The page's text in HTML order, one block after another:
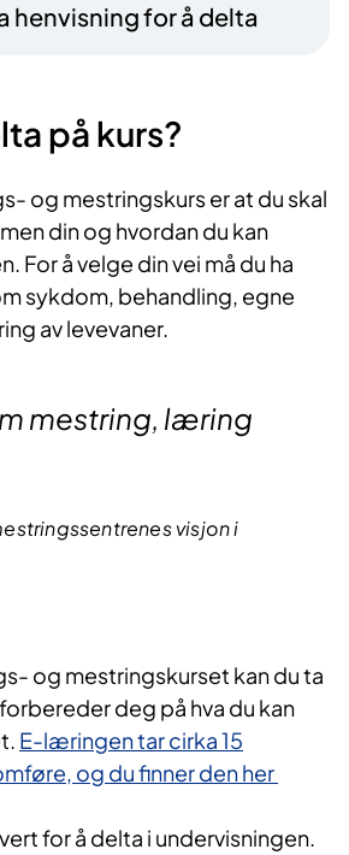
henvisning for å delta
på kurs?​
og mestringskurs er at du skal
din og hvordan du kan
For å velge din vei må du ha
sykdom, behandling, egne
av levevaner.​​
mestring, læring
visjon i
og mestringskurset kan du ta
deg på hva du kan
E-læringen tar cirka 15
og du finner den her​
for å delta i undervisningen.